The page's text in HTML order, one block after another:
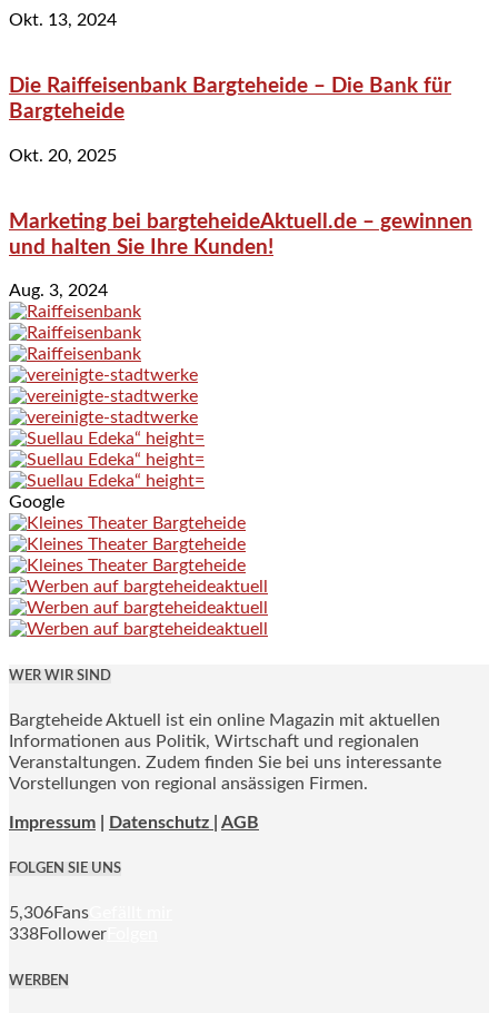
Okt. 13, 2024
Die Raiffeisenbank Bargteheide – Die Bank für
Bargteheide
Okt. 20, 2025
Marketing bei bargteheideAktuell.de – gewinnen
und halten Sie Ihre Kunden!
Aug. 3, 2024
Google
WER WIR SIND
Bargteheide Aktuell ist ein online Magazin mit aktuellen
Informationen aus Politik, Wirtschaft und regionalen
Veranstaltungen. Zudem finden Sie bei uns interessante
Vorstellungen von regional ansässigen Firmen.
Impressum Datenschutz | AGB
FOLGEN SIE UNS
5,306Fans
338Follower
WERBEN